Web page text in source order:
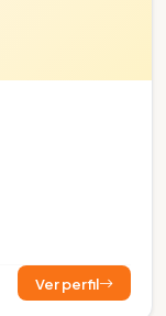
Ver perfil